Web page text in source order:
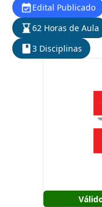
Edital Publicado
62 Horas de Aula
3 Disciplinas